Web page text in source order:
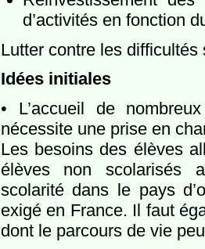
d’activités en fonction
Lutter contre les
Idées initiales
• L’accueil de
nécessite une prise en
Les besoins des élèves
élèves non scolarisés
scolarité dans le pays
exigé en France. Il faut
dont le parcours de vie